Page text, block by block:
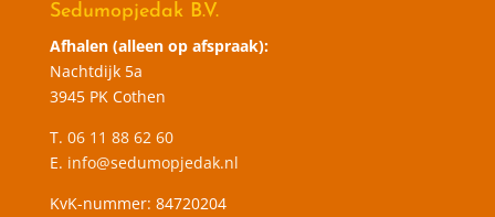
Sedumopjedak B.V.
Afhalen (alleen op afspraak):
Nachtdijk 5a
3945 PK Cothen
T. 06 11 88 62 60
E. info@sedumopjedak.nl
KvK-nummer: 84720204